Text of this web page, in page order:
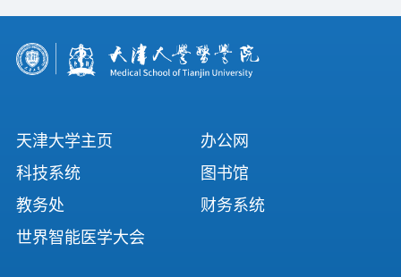
天津大学主页
办公网
科技系统
图书馆
教务处
财务系统
世界智能医学大会